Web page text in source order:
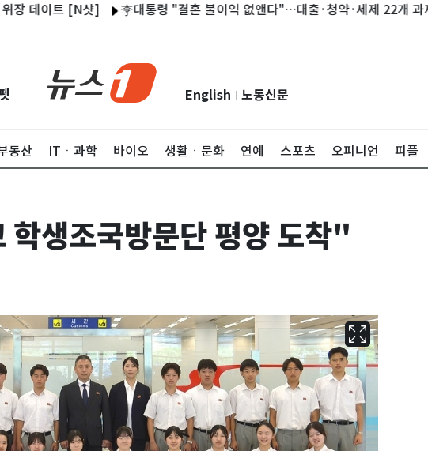
이트 [N샷] 李대통령 "결혼 불이익 없앤다"…대출·청약·세제 22개 과제 점검
English 노동신문
동산 ITㆍ과학 바이오 생활ㆍ문화 연예 스포츠 오피니언 피플
생조국방문단 평양 도착"